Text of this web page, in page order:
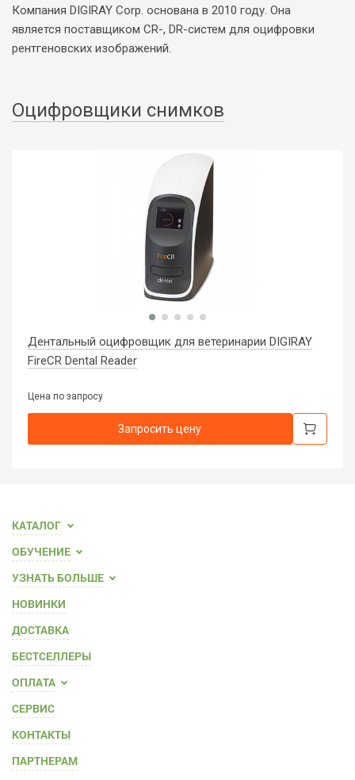
Компания DIGIRAY Corp. основана в 2010 году. Она
является поставщиком CR-, DR-систем для оцифровки
рентгеновских изображений.
Оцифровщики снимков
Дентальный оцифровщик для ветеринарии DIGIRAY
FireCR Dental Reader
Цена по запросу
Запросить цену
КАТАЛОГ
ОБУЧЕНИЕ
УЗНАТЬ БОЛЬШЕ
НОВИНКИ
ДОСТАВКА
БЕСТСЕЛЛЕРЫ
ОПЛАТА
СЕРВИС
КОНТАКТЫ
ПАРТНЕРАМ